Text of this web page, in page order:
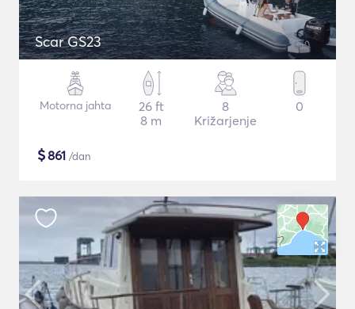
Scar GS23
Motorna jahta
26 ft
8 m
8
Križarjenje
0
$861 /dan